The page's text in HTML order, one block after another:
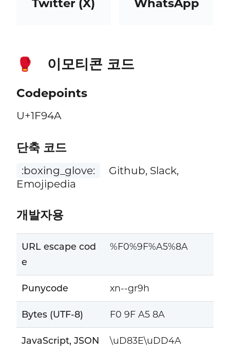
Twitter (X) WhatsApp
🥊 이모티콘 코드
Codepoints
U+1F94A
단축 코드
:boxing_glove:
Github, Slack,
Emojipedia
개발자용
URL escape cod
e
%F0%9F%A5%8A
Punycode xn--gr9h
Bytes (UTF-8) F0 9F A5 8A
JavaScript, JSON
\uD83E\uDD4A